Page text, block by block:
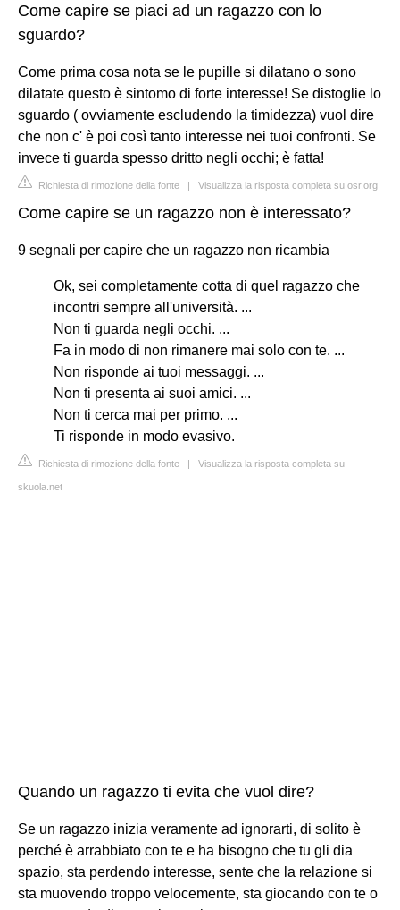
Come capire se piaci ad un ragazzo con lo
sguardo?
Come prima cosa nota se le pupille si dilatano o sono
dilatate questo è sintomo di forte interesse! Se distoglie lo
sguardo ( ovviamente escludendo la timidezza) vuol dire
che non c' è poi così tanto interesse nei tuoi confronti. Se
invece ti guarda spesso dritto negli occhi; è fatta!
Richiesta di rimozione della fonte | Visualizza la risposta completa su osr.org
Come capire se un ragazzo non è interessato?
9 segnali per capire che un ragazzo non ricambia
Ok, sei completamente cotta di quel ragazzo che
incontri sempre all'università. ...
Non ti guarda negli occhi. ...
Fa in modo di non rimanere mai solo con te. ...
Non risponde ai tuoi messaggi. ...
Non ti presenta ai suoi amici. ...
Non ti cerca mai per primo. ...
Ti risponde in modo evasivo.
Richiesta di rimozione della fonte | Visualizza la risposta completa su
skuola.net
Quando un ragazzo ti evita che vuol dire?
Se un ragazzo inizia veramente ad ignorarti, di solito è
perché è arrabbiato con te e ha bisogno che tu gli dia
spazio, sta perdendo interesse, sente che la relazione si
sta muovendo troppo velocemente, sta giocando con te o